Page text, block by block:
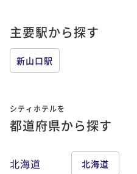
主要駅から探す
新山口駅
シティホテルを
都道府県から探す
北海道 北海道